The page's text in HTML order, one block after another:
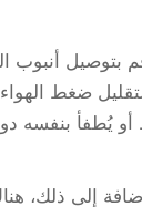
بتوصيل أنبوب
ضغط
أو يُطفأ بنفسه
إلى ذلك،